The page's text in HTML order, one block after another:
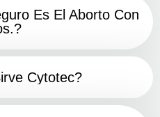
Es El Aborto Con
Cytotec?